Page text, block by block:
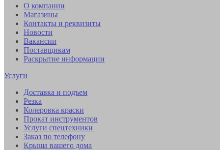
О компании
Магазины
Контакты и реквизиты
Новости
Вакансии
Поставщикам
Раскрытие информации
Услуги
Доставка и подъем
Резка
Колеровка краски
Прокат инструментов
Услуги спецтехники
Заказ по телефону
Крыша вашего дома